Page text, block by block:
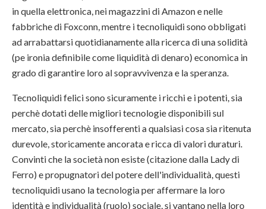
in quella elettronica, nei magazzini di Amazon e nelle
fabbriche di Foxconn, mentre i tecnoliquidi sono obbligati
ad arrabattarsi quotidianamente alla ricerca di una solidità
(pe ironia definibile come liquidità di denaro) economica in
grado di garantire loro al sopravvivenza e la speranza.
Tecnoliquidi felici sono sicuramente i ricchi e i potenti, sia
perchè dotati delle migliori tecnologie disponibili sul
mercato, sia perchè insofferenti a qualsiasi cosa sia ritenuta
durevole, storicamente ancorata e ricca di valori duraturi.
Convinti che la società non esiste (citazione dalla Lady di
Ferro) e propugnatori del potere dell'individualità, questi
tecnoliquidi usano la tecnologia per affermare la loro
identità e individualità (ruolo) sociale, si vantano nella loro